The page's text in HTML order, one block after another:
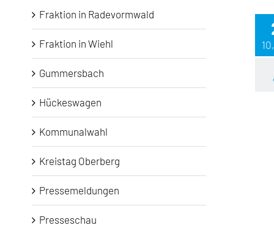
Fraktion in Radevormwald
Fraktion in Wiehl
Gummersbach
Hückeswagen
Kommunalwahl
Kreistag Oberberg
Pressemeldungen
Presseschau